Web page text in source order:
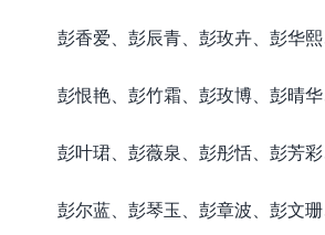
彭香爱、彭辰青、彭玫卉、彭华熙
彭恨艳、彭竹霜、彭玫博、彭晴华
彭叶珺、彭薇泉、彭彤恬、彭芳彩
彭尔蓝、彭琴玉、彭章波、彭文珊